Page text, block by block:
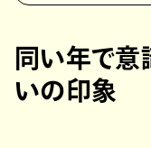
同い年で意
いの印象